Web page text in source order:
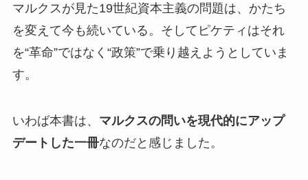
マルクスが見た19世紀資本主義の問題は、かたち
を変えて今も続いている。そしてピケティはそれ
を“革命”ではなく“政策”で乗り越えようとしていま
す。
いわば本書は、 マルクスの問いを現代的にアップ
デートした一冊なのだと感じました。